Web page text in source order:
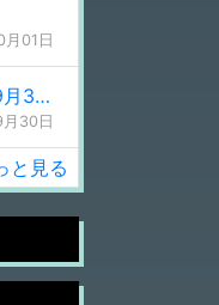
01日
緊急メンテナンス実施のお知らせ（9月30日 0:15更新）
30日
と見る